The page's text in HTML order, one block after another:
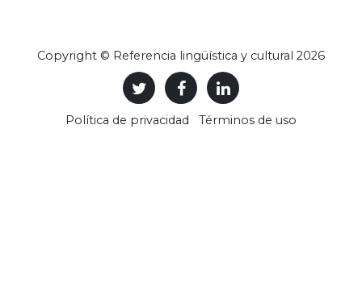
Copyright © Referencia lingüística y cultural 2026
Política de privacidad Términos de uso